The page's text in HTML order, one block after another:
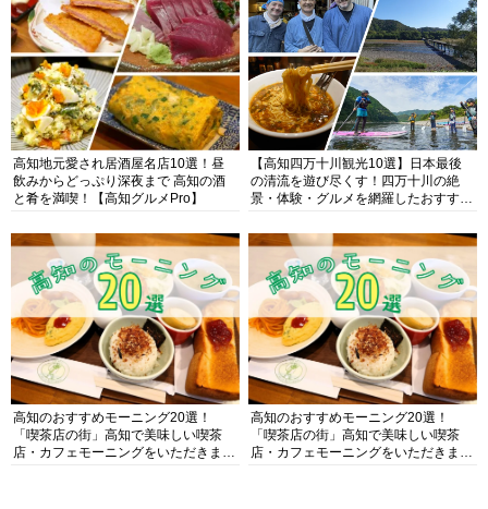
高知地元愛され居酒屋名店10選！昼
飲みからどっぷり深夜まで 高知の酒
と肴を満喫！【高知グルメPro】
【高知四万十川観光10選】日本最後
の清流を遊び尽くす！四万十川の絶
景・体験・グルメを網羅したおすすめ
高知のおすすめモーニング20選！
「喫茶店の街」高知で美味しい喫茶
店・カフェモーニングをいただきま
高知のおすすめモーニング20選！
「喫茶店の街」高知で美味しい喫茶
店・カフェモーニングをいただきま